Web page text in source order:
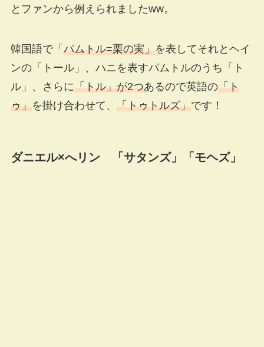
とファンから例えられましたww。
韓国語で「 パムトル=栗の実」を表してそれとヘイ
ンの「トール」、ハニを表すパムトルのうち「ト
ル」、さらに「トル」が2つあるので英語の「ト
ゥ」を掛け合わせて、 「トゥトルズ」です！
ダニエル×へリン 「サタンズ」「モヘズ」